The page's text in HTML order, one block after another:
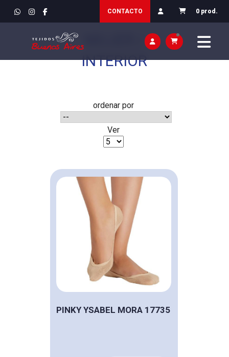
CONTACTO 0 prod.
INTERIOR
ordenar por
Ver
PINKY YSABEL MORA 17735